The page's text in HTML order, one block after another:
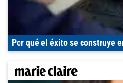
Por qué el éxito se construye